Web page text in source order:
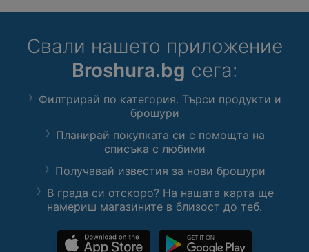
Свали нашето приложение
Broshura.bg сега:
Филтрирай по категория. Търси продукти и
брошури
Планирай покупката си с помощта на
списъка с любими
Получавай известия за нови брошури
В града си отскоро? На нашата карта ще
намериш магазините в близост до теб.